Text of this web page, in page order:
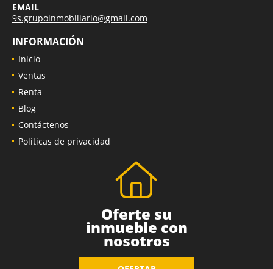
EMAIL
9s.grupoinmobiliario@gmail.com
INFORMACIÓN
Inicio
Ventas
Renta
Blog
Contáctenos
Políticas de privacidad
Oferte su
inmueble con
nosotros